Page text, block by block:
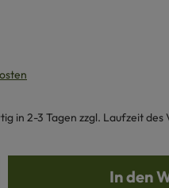
in 2-3 Tagen zzgl. Laufzeit des
den In den